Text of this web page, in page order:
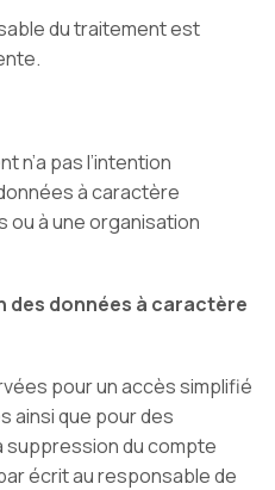
du traitement est
n’a pas l’intention
à caractère
ou à une organisation
des données à caractère
pour un accès simplifié
ainsi que pour des
suppression du compte
écrit au responsable de